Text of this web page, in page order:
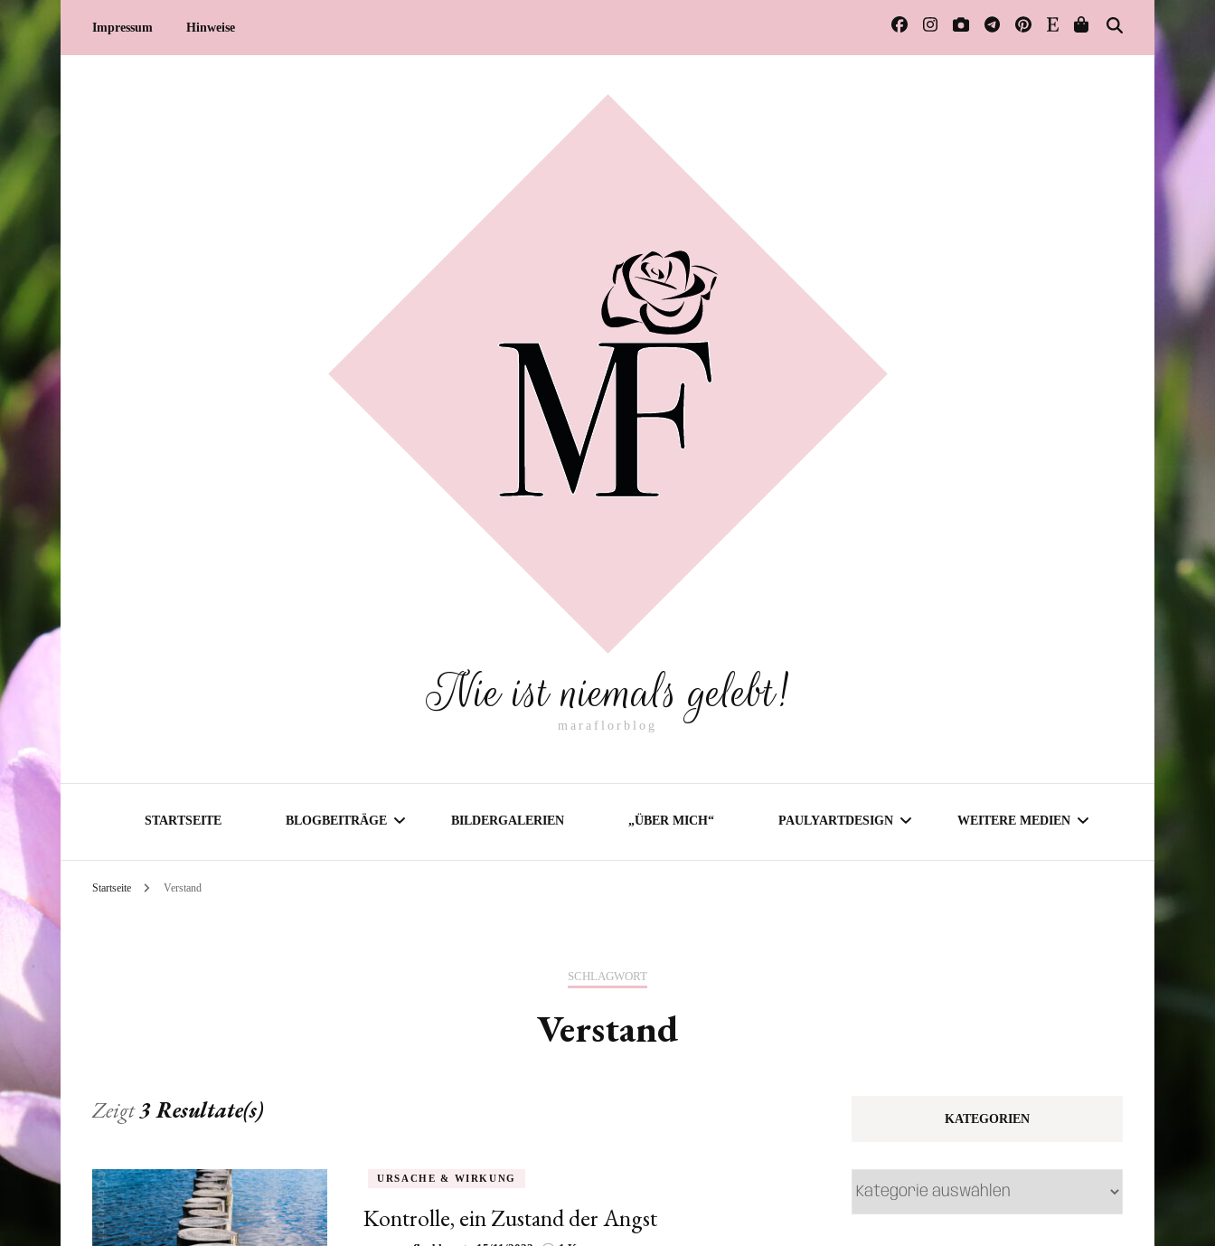
Impressum Hinweise
Nie ist niemals gelebt!
maraflorblog
STARTSEITE BLOGBEITRÄGE BILDERGALERIEN „ÜBER MICH“ PAULYARTDESIGN WEITERE MEDIEN
Startseite Verstand
SCHLAGWORT
Verstand
Zeigt3 Resultate(s)
URSACHE & WIRKUNG
Kontrolle, ein Zustand der Angst
KATEGORIEN
Kategorien